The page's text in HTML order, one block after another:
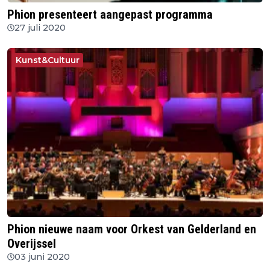
Phion presenteert aangepast programma
27 juli 2020
Kunst&Cultuur
Phion nieuwe naam voor Orkest van Gelderland en
Overijssel
03 juni 2020